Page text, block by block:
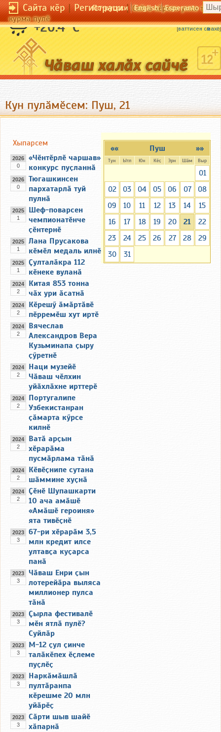
Сайта кӗр|Регистраци|Сайта кӗрсен унпа
курма пулӗ
По-русски English Esperanto
+20.4 °C Ҫиччӗ виҫ те пӗрре кас.
[ваттисен сӑмахӗ]
Кун пулӑмӗсем: Пуш, 21
»»
«« Пуш
Тун Ытл Юн Кӗҫ Эрн Шӑм Выр
01
02
03 04 05 06 07
08
09
10 11 12 13 14
15
16
17 18 19 20 21
22
23
24 25 26 27 28
29
30
31
Хыпарсем
2026
0
«Чӗнтӗрлӗ чаршав»
конкурс пуҫланнӑ
2026
0
Тюгашкинсен
пархатарлӑ туй
пулнӑ
2025
1
Шеф-поварсен
чемпионатӗнче
ҫӗнтернӗ
2025
1
Лана Прусакова
кӗмӗл медаль илнӗ
2025
1
Ҫулталӑкра 112
кӗнеке вуланӑ
2024
2
Китая 853 тонна
чӑх ури ӑсатнӑ
2024
2
Кӗрешӳ ӑмӑртӑвӗ
пӗрремӗш хут иртӗ
2024
2
Вячеслав
Александров Вера
Кузьминапа ҫыру
ҫӳретнӗ
2024
2
Наци музейӗ
Чӑваш чӗлхин
уйӑхлӑхне ирттерӗ
2024
2
Португалипе
Узбекистанран
ҫӑмарта кӳрсе
килнӗ
2024
2
Ватӑ арҫын
хӗрарӑма
пусмӑрлама тӑнӑ
2024
2
Кӗвӗҫнипе сутана
шӑммине хуҫнӑ
2024
2
Ҫӗнӗ Шупашкарти
10 ача амӑшӗ
«Амӑшӗ героиня»
ята тивӗҫнӗ
2023
3
67-ри хӗрарӑм 3,5
млн кредит илсе
ултавҫа куҫарса
панӑ
2023
3
Чӑваш Енри ҫын
лотерейӑра выляса
миллионер пулса
тӑнӑ
2023
3
Ҫырла фестивалӗ
мӗн ятлӑ пулӗ?
Суйлӑр
2023
3
М-12 ҫул ҫинче
талӑкӗпех ӗҫлеме
пуҫлӗҫ
2023
3
Наркӑмӑшлӑ
пултӑранпа
кӗрешме 20 млн
уйӑрӗҫ
2023
3
Сӑрти шыв шайӗ
хӑпарнӑ